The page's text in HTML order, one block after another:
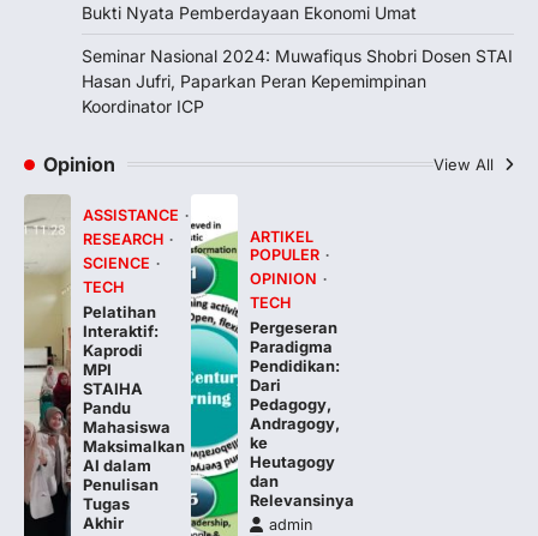
4
PENGABDIAN SEMINAR
Seminar Nasional 2024:
Muwafiqus Shobri Dosen STAI
Gresik, 29 Desember 2024 – Yayasan
Sohib Sukses Setia (YS3) kembali
menunjukkan komitmennya dalam
mendukung…
Bukti Nyata Pemberdayaan Ekonomi Umat
Seminar Nasional 2024: Muwafiqus Shobri Dosen STAI
Hasan Jufri, Paparkan Peran Kepemimpinan
Koordinator ICP
Opinion View All
ASSISTANCE
RESEARCH
SCIENCE
TECH
Pelatihan
Interaktif:
Kaprodi
MPI
STAIHA
Pandu
Mahasiswa
Maksimalkan
AI dalam
Penulisan
Tugas
Akhir
ARTIKEL
POPULER
OPINION
TECH
Pergeseran
Paradigma
Pendidikan:
Dari
Pedagogy,
Andragogy,
ke
Heutagogy
dan
Relevansinya
admin